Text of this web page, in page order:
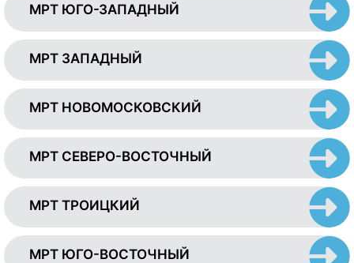
МРТ ЮГО-ЗАПАДНЫЙ
МРТ ЗАПАДНЫЙ
МРТ НОВОМОСКОВСКИЙ
МРТ СЕВЕРО-ВОСТОЧНЫЙ
МРТ ТРОИЦКИЙ
МРТ ЮГО-ВОСТОЧНЫЙ